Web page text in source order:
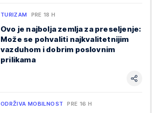
TURIZAM PRE 18 H
Ovo je najbolja zemlja za preseljenje:
Može se pohvaliti najkvalitetnijim
vazduhom i dobrim poslovnim
prilikama
ODRŽIVA MOBILNOST PRE 16 H